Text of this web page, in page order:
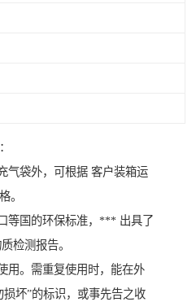
气袋外，可根据 客户装箱运
。
等国的环保标准，*** 出具了
检测报告。
用。需重复使用时，能在外
坏”的标识，或事先告之收